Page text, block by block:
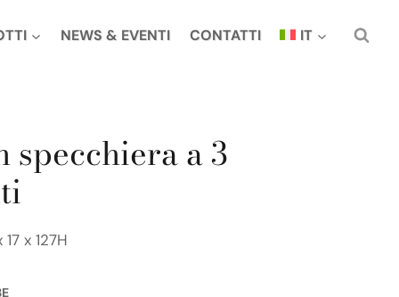
NEWS & EVENTI CONTATTI IT
specchiera a 3
x 127H